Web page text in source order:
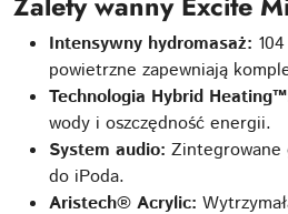
Intensywny hydromasaż:
powietrzne zapewniają
Technologia Hybrid
wody i oszczędność energii.
System audio: Zintegrowane
do iPoda.
Aristech® Acrylic: